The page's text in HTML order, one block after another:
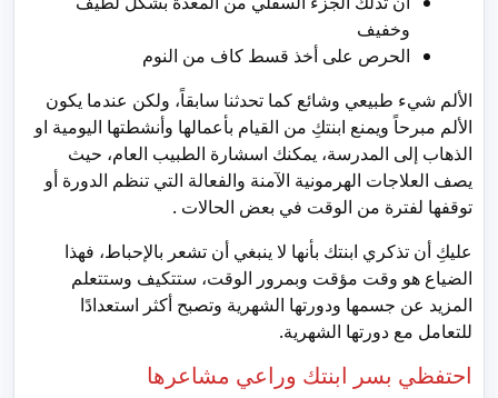
وخفيف
الحرص على أخذ قسط كاف من النوم
الألم شيء طبيعي وشائع كما تحدثنا سابقاً، ولكن عندما يكون
الألم مبرحاً ويمنع ابنتكِ من القيام بأعمالها وأنشطتها اليومية او
الذهاب إلى المدرسة، يمكنك اسشارة الطبيب العام، حيث
يصف العلاجات الهرمونية الآمنة والفعالة التي تنظم الدورة أو
توقفها لفترة من الوقت في بعض الحالات .
عليكِ أن تذكري ابنتك بأنها لا ينبغي أن تشعر بالإحباط، فهذا
الضياع هو وقت مؤقت وبمرور الوقت، ستتكيف وستتعلم
المزيد عن جسمها ودورتها الشهرية وتصبح أكثر استعدادًا
للتعامل مع دورتها الشهرية.
احتفظي بسر ابنتك وراعي مشاعرها